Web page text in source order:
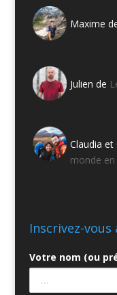
Maxime
Julien de
Claudia et
monde
Inscrivez-
Votre nom (ou